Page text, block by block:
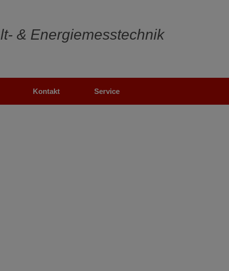
& Energiemesstechnik
Kontakt Service